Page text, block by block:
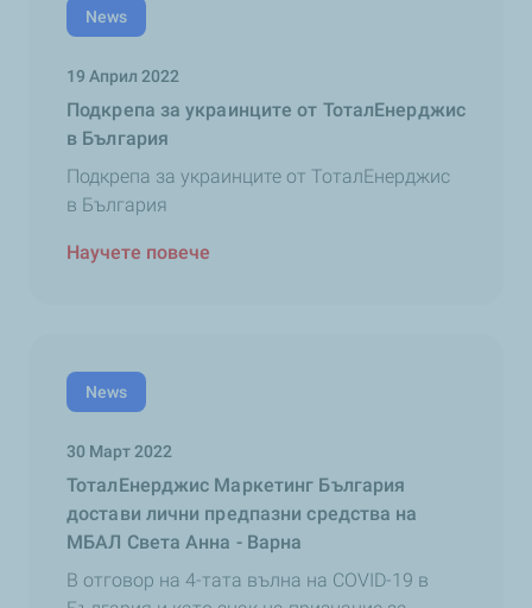
News
19 Април 2022
Подкрепа за украинците от ТоталЕнерджис
в България
Подкрепа за украинците от ТоталЕнерджис
в България
Научете повече
News
30 Март 2022
ТоталЕнерджис Маркетинг България
достави лични предпазни средства на
МБАЛ Света Анна - Варна
В отговор на 4-тата вълна на COVID-19 в